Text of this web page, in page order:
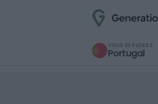
VOUS EXPLOREZ
Portugal